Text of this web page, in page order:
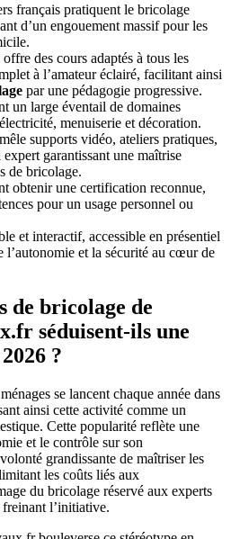
français pratiquent le bricolage
d’un engouement massif pour les
offre des cours adaptés à tous les
à l’amateur éclairé, facilitant ainsi
par une pédagogie progressive.
un large éventail de domaines
menuiserie et décoration.
supports vidéo, ateliers pratiques,
garantissant une maîtrise
de bricolage.
obtenir une certification reconnue,
pour un usage personnel ou
et interactif, accessible en présentiel
l’autonomie et la sécurité au cœur de
de bricolage de
séduisent-ils une
?
se lancent chaque année dans
ainsi cette activité comme un
Cette popularité reflète une
et le contrôle sur son
grandissante de maîtriser les
les coûts liés aux
du bricolage réservé aux experts
freinant l’initiative.